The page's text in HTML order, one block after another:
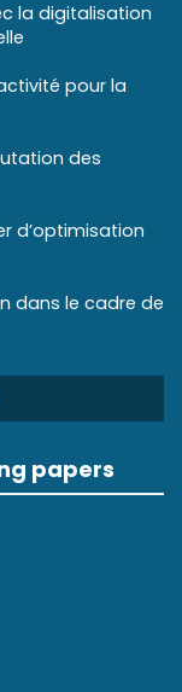
la digitalisation
pour la
des
d’optimisation
dans le cadre de
papers